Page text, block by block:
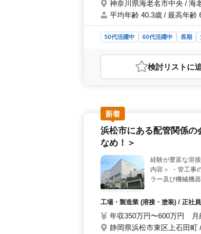
神奈川県海老名市中央 / 海
平均年齢 40.3歳 / 最高年齢
50代活躍中 60代活躍中 長期
おすすめポイント
＜ベテラン採用実績あり＞ こ
プリント基板のパターン設計や
に位置する工場での勤務です
りと休息を取ることができま
す。雇用保険や労災保険、健康
できます。有給休暇や夏季休暇
ある働き方が可能です。
検討リスト に
新着
浜松市にある配管関係
なめ！＞
経験が豊富な溶
内容＞ ・管工事
ラー及び機械機
当支給あり 経験
工場・製造業 (溶接・塗装) / 正社
年収350万円〜600万円
静岡県浜松市東区上石田町